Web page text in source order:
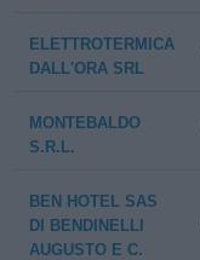
ELETTROTERMICA
DALL'ORA SRL
MONTEBALDO
S.R.L.
BEN HOTEL SAS
DI BENDINELLI
AUGUSTO E C.